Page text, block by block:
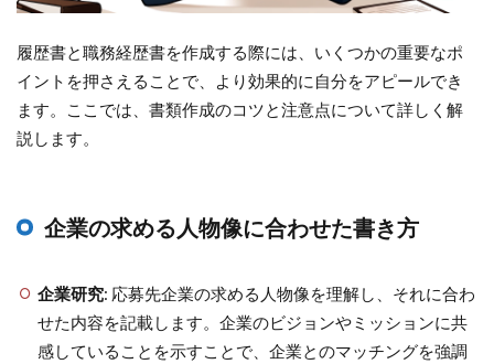
履歴書と職務経歴書を作成する際には、いくつかの重要なポ
イントを押さえることで、より効果的に自分をアピールでき
ます。ここでは、書類作成のコツと注意点について詳しく解
説します。
企業の求める人物像に合わせた書き方
企業研究: 応募先企業の求める人物像を理解し、それに合わ
せた内容を記載します。企業のビジョンやミッションに共
感していることを示すことで、企業とのマッチングを強調